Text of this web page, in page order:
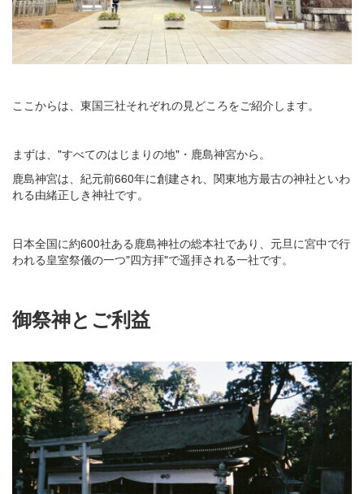
ここからは、東国三社それぞれの見どころをご紹介します。
まずは、"すべてのはじまりの地"・鹿島神宮から。
鹿島神宮は、紀元前660年に創建され、関東地方最古の神社といわ
れる由緒正しき神社です。
日本全国に約600社ある鹿島神社の総本社であり、元旦に宮中で行
われる皇室祭儀の一つ"四方拝"で遥拝される一社です。
御祭神とご利益